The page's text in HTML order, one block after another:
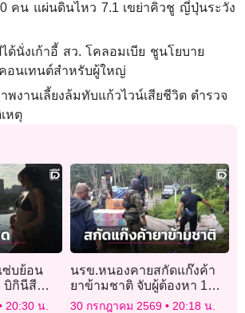
คน แผ่นดินไหว 7.1 เขย่าคิวชู ญี่ปุ่นระวัง
ด้นั่งเก้าอี้ สว. โคลอมเบีย ชูนโยบาย
อนเทนต์สำหรับผู้ใหญ่
าพงานเลี้ยงล้มทับแก้วไวน์เสียชีวิต ตำรวจ
หตุ
ซ่บย้อน
บิกินีสีดำ
นทำใจ
20:30 น.
นรข.หนองคายสกัดแก๊งค้า
ยาข้ามชาติ จับผู้ต้องหา 1
ราย ยึดไอซ์มูลค่ากว่า 300
30 กรกฎาคม 2569 20:18 น.